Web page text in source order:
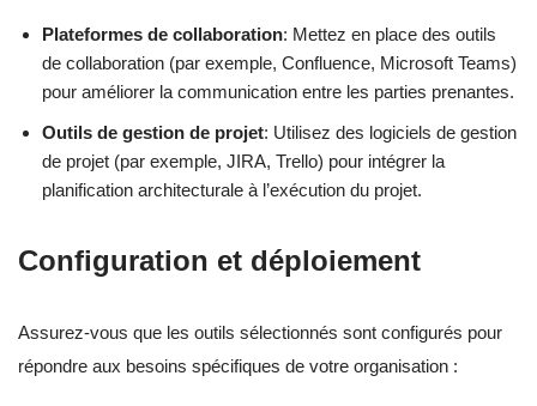
Plateformes de collaboration: Mettez en place des outils
de collaboration (par exemple, Confluence, Microsoft Teams)
pour améliorer la communication entre les parties prenantes.
Outils de gestion de projet: Utilisez des logiciels de gestion
de projet (par exemple, JIRA, Trello) pour intégrer la
planification architecturale à l’exécution du projet.
Configuration et déploiement
Assurez-vous que les outils sélectionnés sont configurés pour
répondre aux besoins spécifiques de votre organisation :